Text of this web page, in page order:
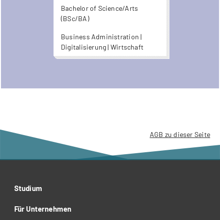
Wirtschaftsingenieurwesen
(nach HF Technik)
Bachelor of Science/Arts
(BSc/BA)
Business Administration |
Digitalisierung | Wirtschaft
AGB zu dieser Seite
Studium
Für Unternehmen